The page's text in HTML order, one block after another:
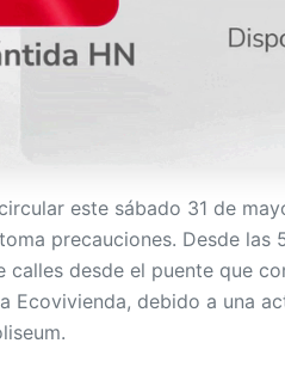
este sábado 31 de
precauciones. Desde las
calles desde el puente que
Ecovivienda, debido a una